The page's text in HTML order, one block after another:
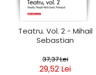
Teatru. Vol. 2 - Mihail
Sebastian
37,37 Lei
29,52 Lei